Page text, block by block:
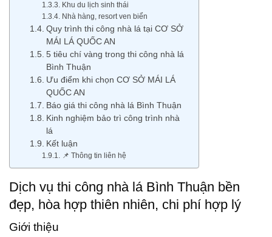
Khu du lịch sinh thái
Nhà hàng, resort ven biển
Quy trình thi công nhà lá tại CƠ SỞ
MÁI LÁ QUỐC AN
5 tiêu chí vàng trong thi công nhà lá
Bình Thuận
Ưu điểm khi chọn CƠ SỞ MÁI LÁ
QUỐC AN
Báo giá thi công nhà lá Bình Thuận
Kinh nghiệm bảo trì công trình nhà
lá
Kết luận
📌 Thông tin liên hệ
Dịch vụ thi công nhà lá Bình Thuận bền
đẹp, hòa hợp thiên nhiên, chi phí hợp lý
Giới thiệu